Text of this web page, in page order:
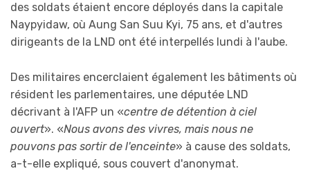
des soldats étaient encore déployés dans la capitale
Naypyidaw, où Aung San Suu Kyi, 75 ans, et d'autres
dirigeants de la LND ont été interpellés lundi à l'aube.
Des militaires encerclaient également les bâtiments où
résident les parlementaires, une députée LND
décrivant à l'AFP un «centre de détention à ciel
ouvert». «Nous avons des vivres, mais nous ne
pouvons pas sortir de l'enceinte» à cause des soldats,
a-t-elle expliqué, sous couvert d'anonymat.